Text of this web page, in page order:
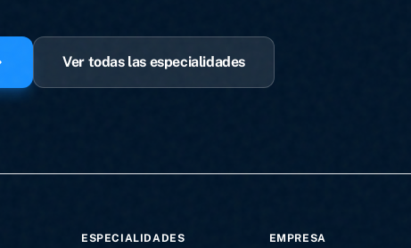
Ver todas las especialidades
ESPECIALIDADES EMPRESA